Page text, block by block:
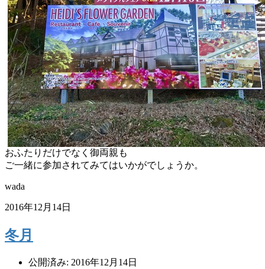
おふたりだけでなく御両親も
ご一緒に参加されてみてはいかがでしょうか。
wada
2016年12月14日
冬月
公開済み: 2016年12月14日